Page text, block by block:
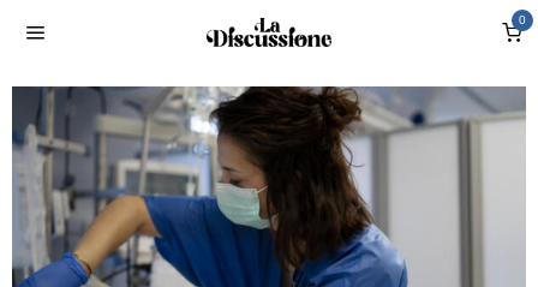
0